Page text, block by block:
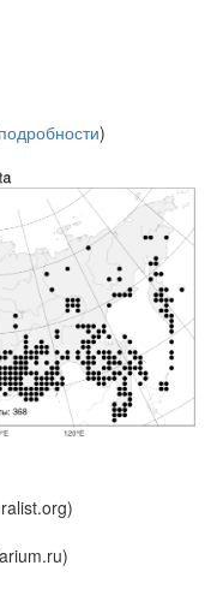
подробности)